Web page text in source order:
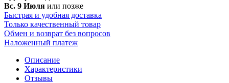
Вс. 9 Июля или позже
Быстрая и удобная доставка
Только качественный товар
Обмен и возврат без вопросов
Наложенный платеж
Описание
Характеристики
Отзывы